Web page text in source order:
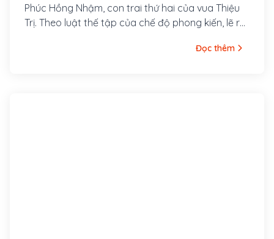
Phúc Hồng Nhậm, con trai thứ hai của vua Thiệu
Trị. Theo luật thế tập của chế độ phong kiến, lẽ ra
Nhưng do tài năng thấp kém, tính khí ngông
Đọc thêm